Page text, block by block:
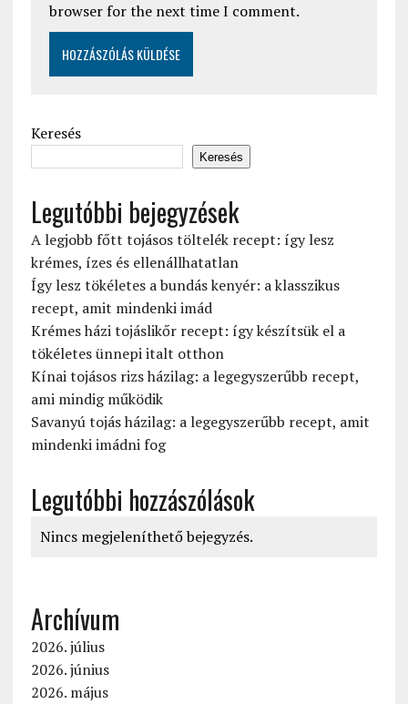
browser for the next time I comment.
Keresés
Keresés
Legutóbbi bejegyzések
A legjobb főtt tojásos töltelék recept: így lesz
krémes, ízes és ellenállhatatlan
Így lesz tökéletes a bundás kenyér: a klasszikus
recept, amit mindenki imád
Krémes házi tojáslikőr recept: így készítsük el a
tökéletes ünnepi italt otthon
Kínai tojásos rizs házilag: a legegyszerűbb recept,
ami mindig működik
Savanyú tojás házilag: a legegyszerűbb recept, amit
mindenki imádni fog
Legutóbbi hozzászólások
Nincs megjeleníthető bejegyzés.
Archívum
2026. július
2026. június
2026. május